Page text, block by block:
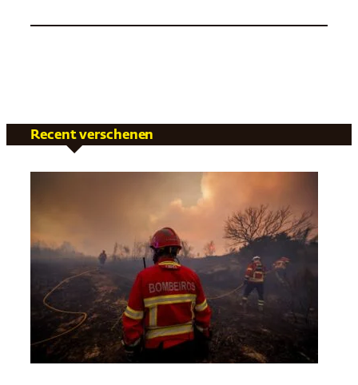
Recent verschenen